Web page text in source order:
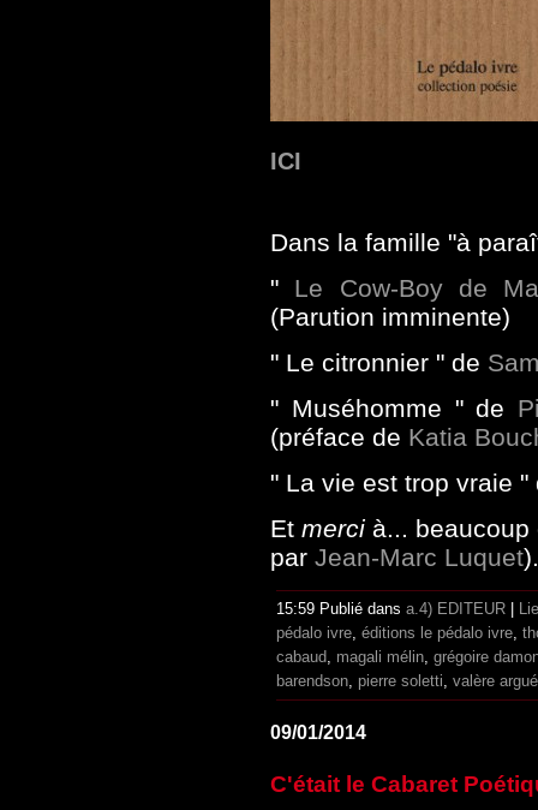
ICI
Dans la famille "à
" Le Cow-Boy de
(Parution imminente)
" Le citronnier " de
" Muséhomme " de
(préface de Katia
" La vie est trop vraie
Et merci à...
par Jean-Marc Luquet).
15:59 Publié dans a.4) EDITEUR
pédalo ivre éditions le pédalo ivre
cabaud
magali mélin grégoire
barendson pierre soletti valère argué
09/01/2014
C'était le Cabaret